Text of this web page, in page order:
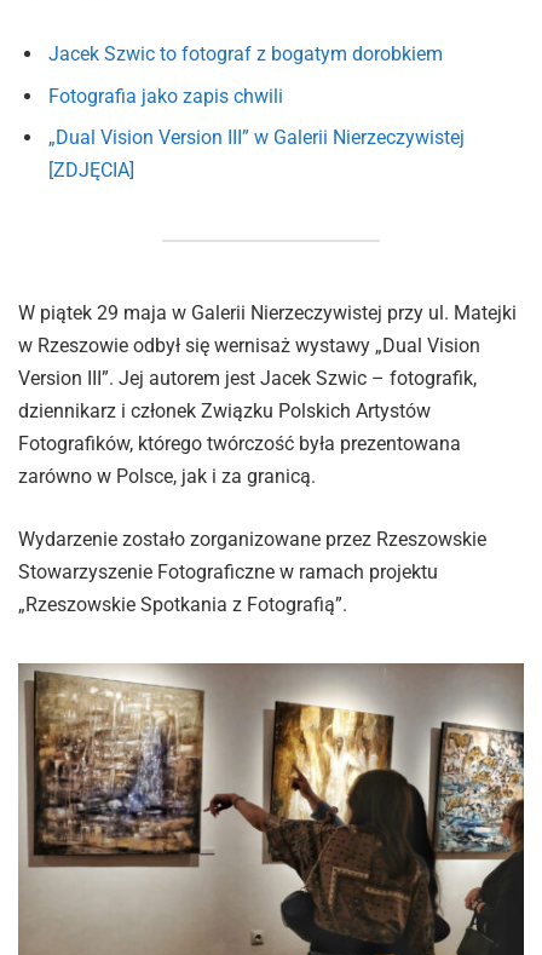
Jacek Szwic to fotograf z bogatym dorobkiem
Fotografia jako zapis chwili
„Dual Vision Version III” w Galerii Nierzeczywistej
[ZDJĘCIA]
W piątek 29 maja w Galerii Nierzeczywistej przy ul. Matejki
w Rzeszowie odbył się wernisaż wystawy „Dual Vision
Version III”. Jej autorem jest Jacek Szwic – fotografik,
dziennikarz i członek Związku Polskich Artystów
Fotografików, którego twórczość była prezentowana
zarówno w Polsce, jak i za granicą.
Wydarzenie zostało zorganizowane przez Rzeszowskie
Stowarzyszenie Fotograficzne w ramach projektu
„Rzeszowskie Spotkania z Fotografią”.